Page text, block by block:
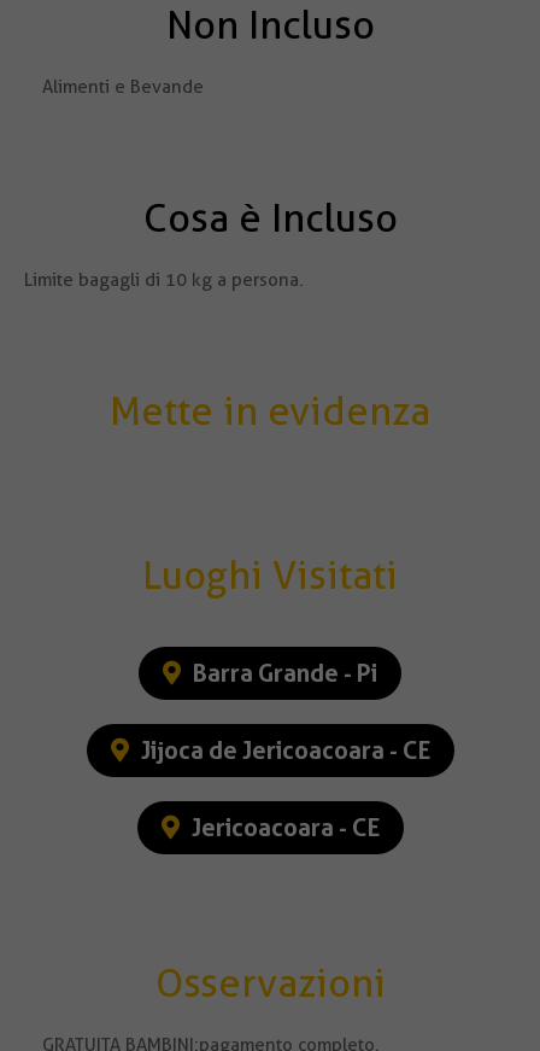
Non Incluso
Alimenti e Bevande
Cosa è Incluso
Limite bagagli di 10 kg a persona.
Mette in evidenza
Luoghi Visitati
Barra Grande - Pi
Jijoca de Jericoacoara - CE
Jericoacoara - CE
Osservazioni
GRATUITA BAMBINI: pagamento completo.